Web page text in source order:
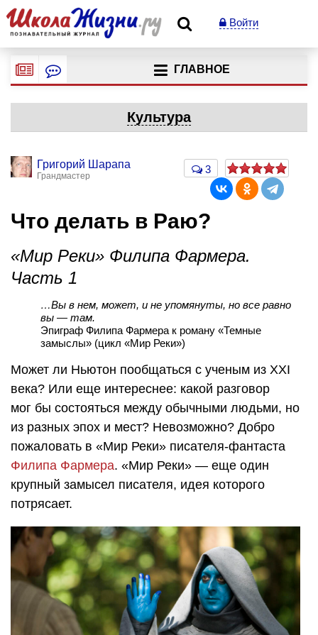
Войти
ГЛАВНОЕ
Культура
Григорий Шарапа
Грандмастер
3
Что делать в Раю?
«Мир Реки» Филипа Фармера.
Часть 1
…Вы в нем, может, и не упомянуты, но все равно
вы — там.
Эпиграф Филипа Фармера к роману «Темные
замыслы» (цикл «Мир Реки»)
Может ли Ньютон пообщаться с ученым из XXI
века? Или еще интереснее: какой разговор
мог бы состояться между обычными людьми, но
из разных эпох и мест? Невозможно? Добро
пожаловать в «Мир Реки» писателя-фантаста
Филипа Фармера. «Мир Реки» — еще один
крупный замысел писателя, идея которого
потрясает.